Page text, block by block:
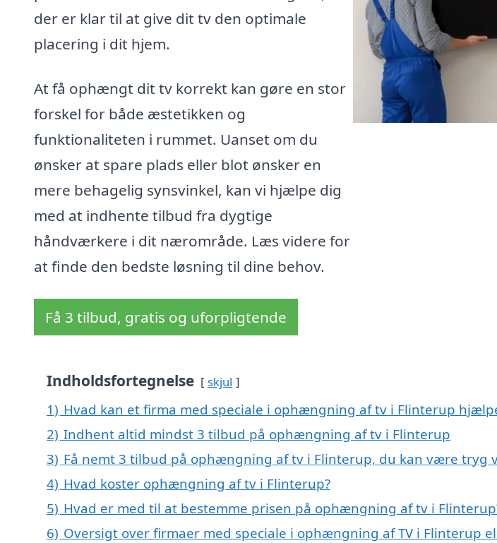
der er klar til at give dit tv den optimale
placering i dit hjem.
At få ophængt dit tv korrekt kan gøre en stor
forskel for både æstetikken og
funktionaliteten i rummet. Uanset om du
ønsker at spare plads eller blot ønsker en
mere behagelig synsvinkel, kan vi hjælpe dig
med at indhente tilbud fra dygtige
håndværkere i dit nærområde. Læs videre for
at finde den bedste løsning til dine behov.
Få 3 tilbud, gratis og uforpligtende
Indholdsfortegnelse skjul
1) Hvad kan et firma med speciale i ophængning af tv i Flinterup
2) Indhent altid mindst 3 tilbud på ophængning af tv i Flinterup
3) Få nemt 3 tilbud på ophængning af tv i Flinterup, du kan være tryg
4) Hvad koster ophængning af tv i Flinterup?
5) Hvad er med til at bestemme prisen på ophængning af tv i
6) Oversigt over firmaer med speciale i ophængning af TV i Flinterup